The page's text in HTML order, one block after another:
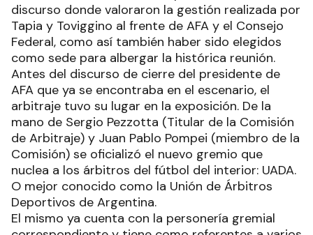
discurso donde valoraron la gestión realizada por
Tapia y Toviggino al frente de AFA y el Consejo
Federal, como así también haber sido elegidos
como sede para albergar la histórica reunión.
Antes del discurso de cierre del presidente de
AFA que ya se encontraba en el escenario, el
arbitraje tuvo su lugar en la exposición. De la
mano de Sergio Pezzotta (Titular de la Comisión
de Arbitraje) y Juan Pablo Pompei (miembro de la
Comisión) se oficializó el nuevo gremio que
nuclea a los árbitros del fútbol del interior: UADA.
O mejor conocido como la Unión de Árbitros
Deportivos de Argentina.
El mismo ya cuenta con la personería gremial